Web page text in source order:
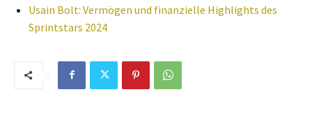
Usain Bolt: Vermögen und finanzielle Highlights des
Sprintstars 2024